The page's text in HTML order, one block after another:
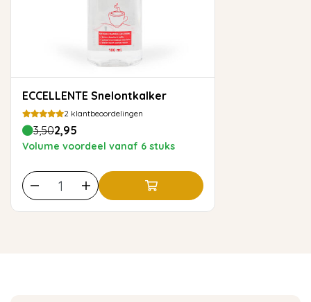
ECCELLENTE Snelontkalker
2 klantbeoordelingen
3,502,95
Volume voordeel vanaf 6 stuks